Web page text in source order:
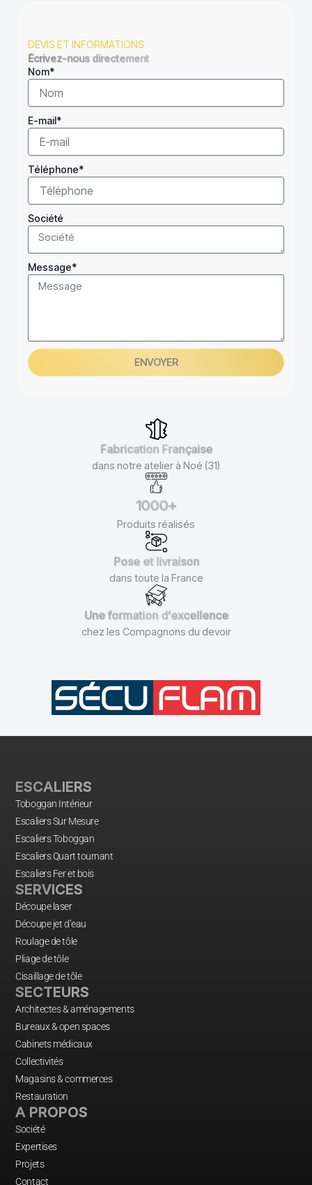
DEVIS ET INFORMATIONS
Écrivez-nous directement
Nom*
E-mail*
Téléphone*
Société
Message*
ENVOYER
Fabrication Française
dans notre atelier à Noé (31)
1000+
Produits réalisés
Pose et livraison
dans toute la France
Une formation d'excellence
chez les Compagnons du devoir
ESCALIERS
Toboggan Intérieur
Escaliers Sur Mesure
Escaliers Toboggan
Escaliers Quart tournant
Escaliers Fer et bois
SERVICES
Découpe laser
Découpe jet d’eau
Roulage de tôle
Pliage de tôle
Cisaillage de tôle
SECTEURS
Architectes & aménagements
Bureaux & open spaces
Cabinets médicaux
Collectivités
Magasins & commerces
Restauration
A PROPOS
Société
Expertises
Projets
Contact